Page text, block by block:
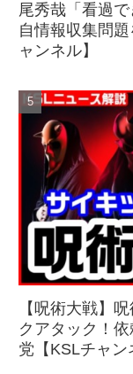
尾秀哉「看過
自情報収集問
ャンネル】
【呪術大戦】
クアタック！
党【KSLチャン